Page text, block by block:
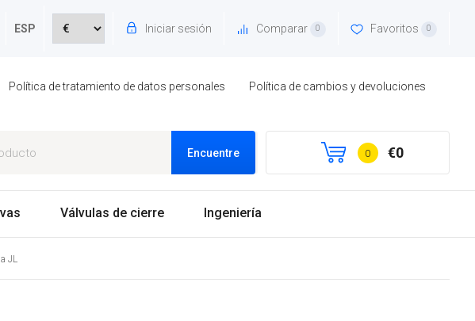
ESP Iniciar sesión Comparar 0 Favoritos 0
Política de tratamiento de datos personales Política de cambios y devoluciones
Encuentre 0 €0
Válvulas de cierre Ingeniería
JL